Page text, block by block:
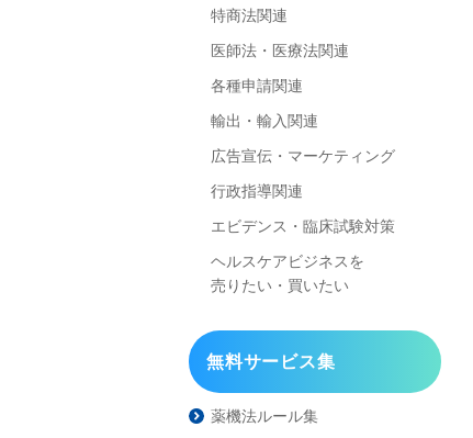
特商法関連
医師法・医療法関連
各種申請関連
輸出・輸入関連
広告宣伝・マーケティング
行政指導関連
エビデンス・臨床試験対策
ヘルスケアビジネスを
売りたい・買いたい
無料サービス集
薬機法ルール集